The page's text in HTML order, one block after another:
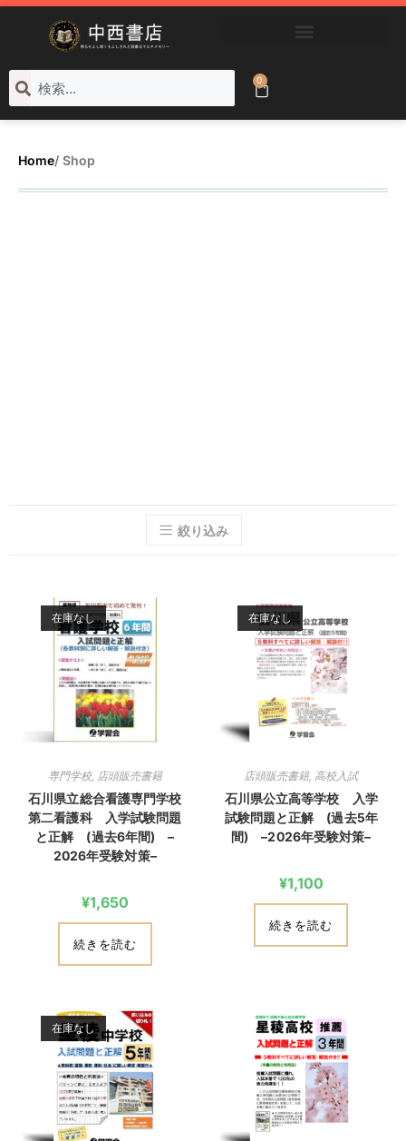
0
Home/ Shop
絞り込み
在庫なし
専門学校, 店頭販売書籍
石川県立総合看護専門学校
第二看護科 入学試験問題
と正解 (過去6年間) –
2026年受験対策–
¥1,650
続きを読む
在庫なし
店頭販売書籍, 高校入試
石川県公立高等学校 入学
試験問題と正解 (過去5年
間) –2026年受験対策–
¥1,100
続きを読む
在庫なし